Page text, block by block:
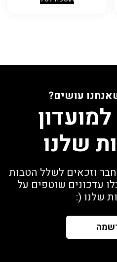
עושים?
שלנו
וזכאים לשלל הטבות
עדכונים שוטפים על
שלנו (: